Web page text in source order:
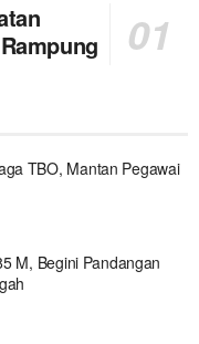
TBO, Mantan Pegawai
M, Begini Pandangan